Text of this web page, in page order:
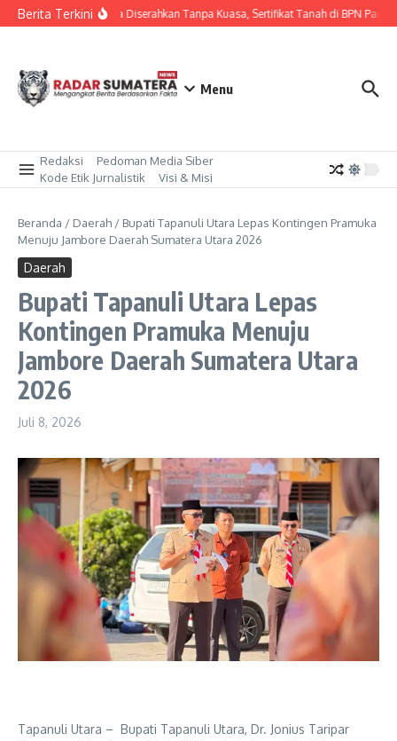
Lewati ke konten
Berita TerkiniDiduga Diserahkan Tanpa Kuasa, Sertifikat Tanah di BPN
Menu
Redaksi
Pedoman Media Siber
Kode Etik Jurnalistik
Visi & Misi
Beranda / Daerah / ‎Bupati Tapanuli Utara Lepas Kontingen Pramuka
Menuju Jambore Daerah Sumatera Utara 2026
Daerah
‎Bupati Tapanuli Utara Lepas
Kontingen Pramuka Menuju
Jambore Daerah Sumatera Utara
2026
Juli 8, 2026
Tapanuli Utara – Bupati Tapanuli Utara, Dr. Jonius Taripar